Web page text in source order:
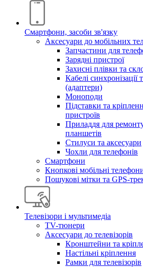
Смартфони, засоби зв'язку
Аксесуари до мобільних
Запчастини для
Зарядні пристрої
Захисні плівки та
Кабелі синхронізації
(адаптери)
Моноподи
Підставки та
пристроїв
Приладдя для
планшетів
Стилуси та аксесуари
Чохли для телефонів
Смартфони
Кнопкові мобільні
Пошукові мітки та GPS-
Телевізори і мультимедіа
TV-тюнери
Аксесуари до телевізорів
Кронштейни та
Настільні кріплення
Рамки для телевізорів